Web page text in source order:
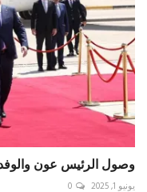
وصول الرئيس عون والوفد
يونيو 1, 2025 0